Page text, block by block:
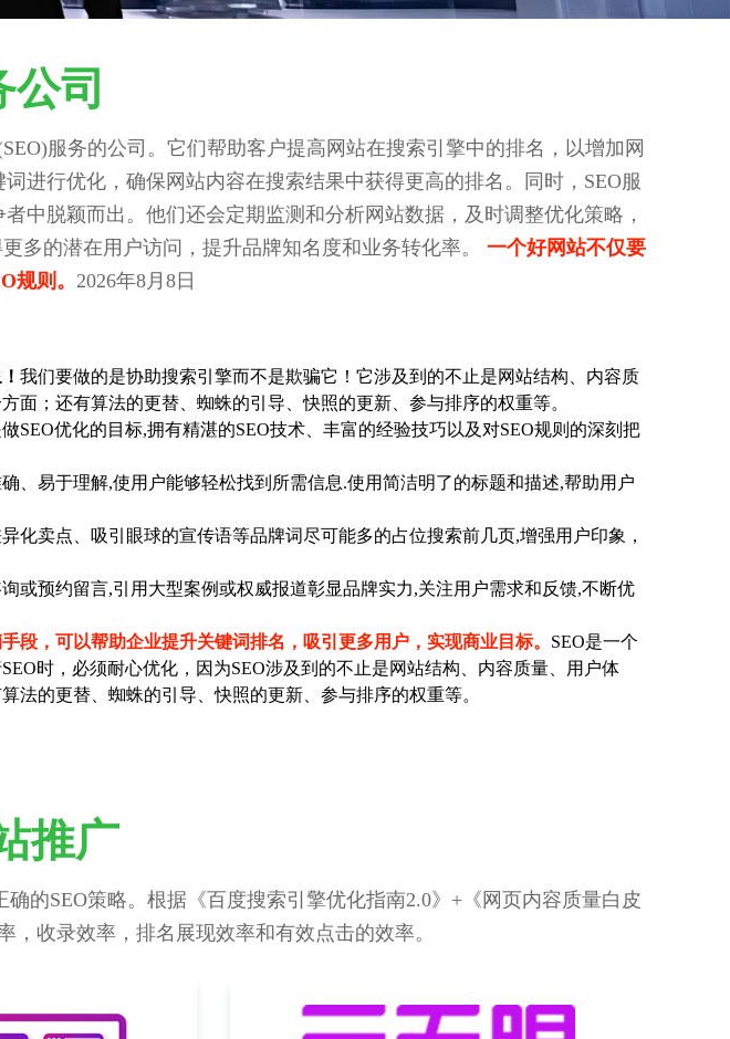
公司
服务的公司。它们帮助客户提高网站在搜索引擎中的排名，以增加网
进行优化，确保网站内容在搜索结果中获得更高的排名。同时，SEO服
中脱颖而出。他们还会定期监测和分析网站数据，及时调整优化策略，
多的潜在用户访问，提升品牌知名度和业务转化率。 一个好网站不仅要
规则。 2026年8月8日
我们要做的是协助搜索引擎而不是欺骗它！它涉及到的不止是网站结构、内容质
面；还有算法的更替、蜘蛛的引导、快照的更新、参与排序的权重等。
SEO优化的目标,拥有精湛的SEO技术、丰富的经验技巧以及对SEO规则的深刻把
、易于理解,使用户能够轻松找到所需信息.使用简洁明了的标题和描述,帮助用户
化卖点、吸引眼球的宣传语等品牌词尽可能多的占位搜索前几页,增强用户印象，
或预约留言,引用大型案例或权威报道彰显品牌实力,关注用户需求和反馈,不断优
段，可以帮助企业提升关键词排名，吸引更多用户，实现商业目标。 SEO是一个
时，必须耐心优化，因为SEO涉及到的不止是网站结构、内容质量、用户体
法的更替、蜘蛛的引导、快照的更新、参与排序的权重等。
推广
的SEO策略。根据《百度搜索引擎优化指南2.0》+《网页内容质量白皮
收录效率，排名展现效率和有效点击的效率。